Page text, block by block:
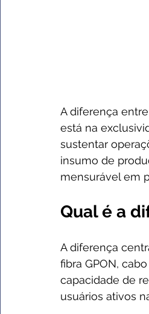
A diferença
está na
sustentar
insumo de
mensurável em
Qual é a
A diferença
fibra GPON,
capacidade de
usuários ativos